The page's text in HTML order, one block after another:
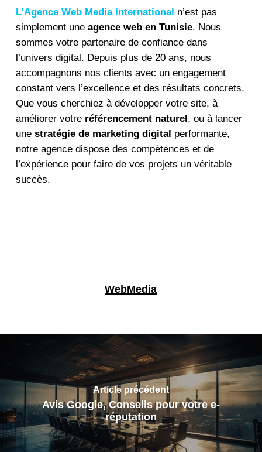
L’Agence Web Media International n’est pas
simplement une agence web en Tunisie. Nous
sommes votre partenaire de confiance dans
l’univers digital. Depuis plus de 20 ans, nous
accompagnons nos clients avec un engagement
constant vers l’excellence et des résultats concrets.
Que vous cherchiez à développer votre site, à
améliorer votre référencement naturel, ou à lancer
une stratégie de marketing digital performante,
notre agence dispose des compétences et de
l’expérience pour faire de vos projets un véritable
succès.
WebMedia
Article précédent
Avis Google, Conseils pour votre e-
réputation